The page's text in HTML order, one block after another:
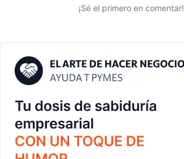
¡Sé el primero en comentar!